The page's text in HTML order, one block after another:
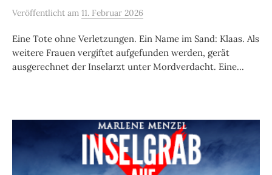
Veröffentlicht am 11. Februar 2026
Eine Tote ohne Verletzungen. Ein Name im Sand: Klaas. Als
weitere Frauen vergiftet aufgefunden werden, gerät
ausgerechnet der Inselarzt unter Mordverdacht. Eine...